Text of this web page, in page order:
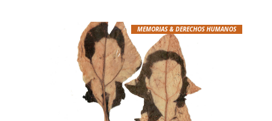
MEMORIAS & DERECHOS HUMANOS